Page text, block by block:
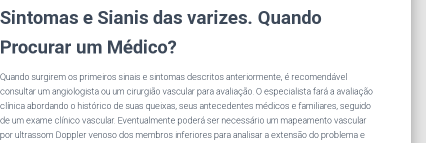
Sintomas e Sianis das varizes. Quando
Procurar um Médico?
Quando surgirem os primeiros sinais e sintomas descritos anteriormente, é recomendável
consultar um angiologista ou um cirurgião vascular para avaliação. O especialista fará a avaliação
clínica abordando o histórico de suas queixas, seus antecedentes médicos e familiares, seguido
de um exame clínico vascular. Eventualmente poderá ser necessário um mapeamento vascular
por ultrassom Doppler venoso dos membros inferiores para analisar a extensão do problema e